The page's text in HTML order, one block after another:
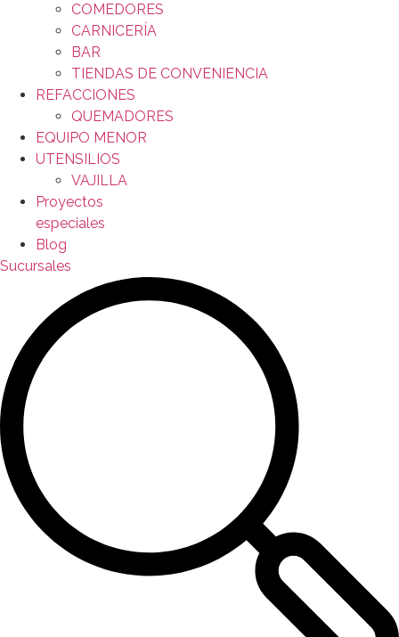
COMEDORES
CARNICERÍA
BAR
TIENDAS DE CONVENIENCIA
REFACCIONES
QUEMADORES
EQUIPO MENOR
UTENSILIOS
VAJILLA
Proyectos
especiales
Blog
Sucursales